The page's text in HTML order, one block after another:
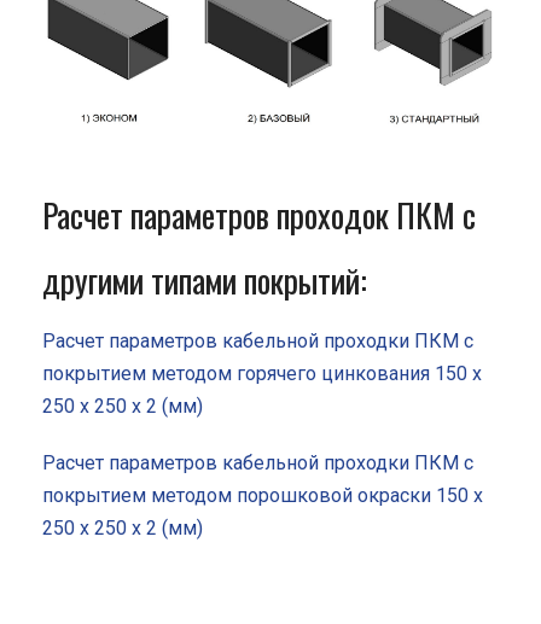
Расчет параметров проходок ПКМ с
другими типами покрытий:
Расчет параметров кабельной проходки ПКМ с
покрытием методом горячего цинкования 150 x
250 x 250 x 2 (мм)
Расчет параметров кабельной проходки ПКМ с
покрытием методом порошковой окраски 150 x
250 x 250 x 2 (мм)